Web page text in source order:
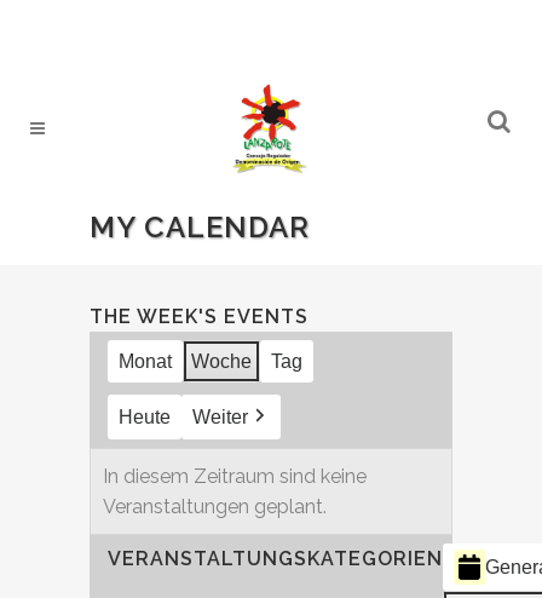
MY CALENDAR
THE WEEK'S EVENTS
Monat Woche Tag
Heute Weiter
In diesem Zeitraum sind keine
Veranstaltungen geplant.
VERANSTALTUNGSKATEGORIEN